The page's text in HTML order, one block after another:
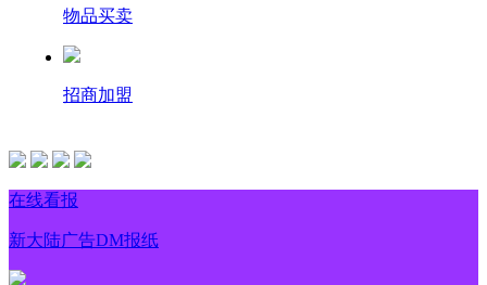
物品买卖
招商加盟
在线看报
新大陆广告DM报纸